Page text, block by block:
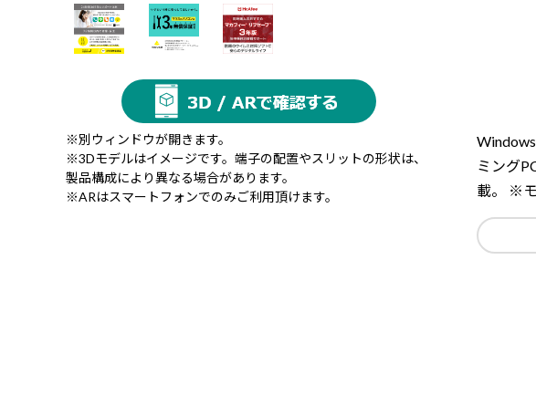
※別ウィンドウが開きます。
※3Dモデルはイメージです。端子の配置やスリットの形状は、
製品構成により異なる場合があります。
※ARはスマートフォンでのみご利用頂けます。
ミング
載。 ※